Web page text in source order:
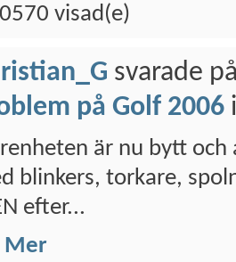
visad(e)
svarade
på Golf 2006
är nu bytt
blinkers, torkare,
efter...
Mer